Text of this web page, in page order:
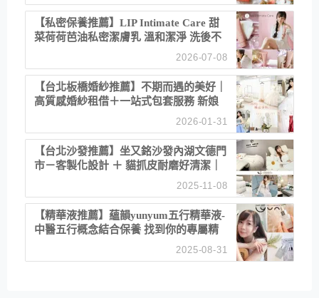
【私密保養推薦】LIP Intimate Care 甜
菜荷荷芭油私密潔膚乳 溫和潔淨 洗後不
2026-07-08
【台北板橋婚紗推薦】不期而遇的美好｜
高質感婚紗租借＋一站式包套服務 新娘
2026-01-31
【台北沙發推薦】坐又銘沙發內湖文德門
市－客製化設計 ＋ 貓抓皮耐磨好清潔｜
直營直銷、價格透明 高CP值打造夢想
居家風格
2025-11-08
【精華液推薦】蘊韻yunyum五行精華液-
中醫五行概念結合保養 找到你的專屬精
華！ 水㊀土㊀就選「潤・賦精華」維持
肌膚剛剛好的平衡
2025-08-31